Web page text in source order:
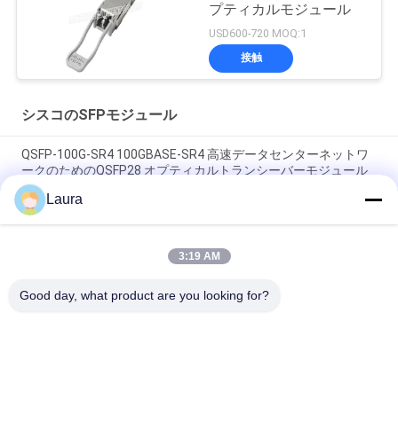
プティカルモジュール
USD600-720 MOQ:1
接触
シスコのSFPモジュール
QSFP-100G-SR4 100GBASE-SR4 高速データセンターネットワ
ークのためのQSFP28 オプティカルトランシーバーモジュール
シスコ SFP-25G-SR-S 25GBASE-SR SFP28トランシーバー
25Gbps 850nm MMF LC 100m
シスコ SFP-10/25G-LR-I 10/25GBASE-LR インダストリアル
Laura
3:19 AM
Good day, what product are you looking for?